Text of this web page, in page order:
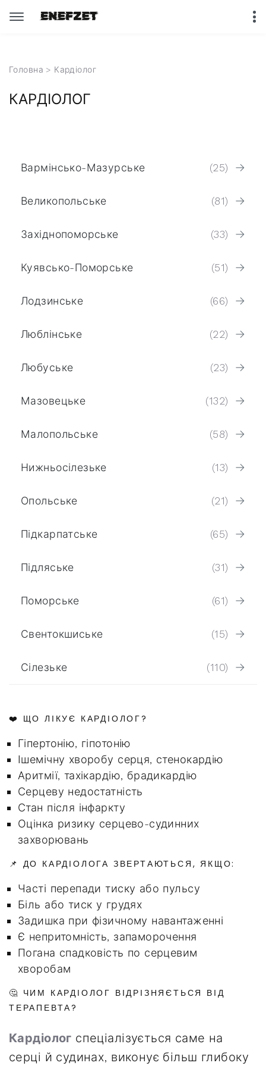
Головна > Кардіолог
КАРДІОЛОГ
Вармінсько-Мазурське (25)
Великопольське (81)
Західнопоморське (33)
Куявсько-Поморське (51)
Лодзинське (66)
Люблінське (22)
Любуське (23)
Мазовецьке (132)
Малопольське (58)
Нижньосілезьке (13)
Опольське (21)
Підкарпатське (65)
Підляське (31)
Поморське (61)
Свентокшиське (15)
Сілезьке (110)
❤️ ЩО ЛІКУЄ КАРДІОЛОГ?
Гіпертонію, гіпотонію
Ішемічну хворобу серця, стенокардію
Аритмії, тахікардію, брадикардію
Серцеву недостатність
Стан після інфаркту
Оцінка ризику серцево-судинних
захворювань
📌 ДО КАРДІОЛОГА ЗВЕРТАЮТЬСЯ, ЯКЩО:
Часті перепади тиску або пульсу
Біль або тиск у грудях
Задишка при фізичному навантаженні
Є непритомність, запаморочення
Погана спадковість по серцевим
хворобам
🤔 ЧИМ КАРДІОЛОГ ВІДРІЗНЯЄТЬСЯ ВІД
ТЕРАПЕВТА?
Кардіолог спеціалізується саме на
серці й судинах, виконує більш глибоку